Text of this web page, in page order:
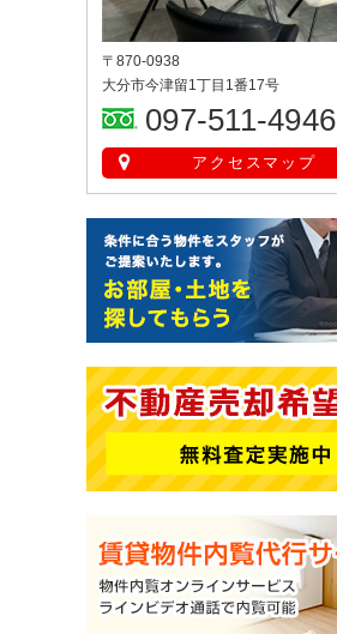
〒870-0938
大分市今津留1丁目1番17号
097-511-4946
アクセスマップ